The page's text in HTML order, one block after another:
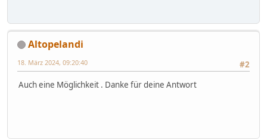
Altopelandi
#2
18. März 2024, 09:20:40
Auch eine Möglichkeit . Danke für deine Antwort